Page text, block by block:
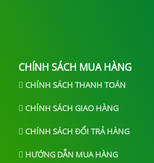
CHÍNH SÁCH MUA HÀNG
CHÍNH SÁCH THANH TOÁN
CHÍNH SÁCH GIAO HÀNG
CHÍNH SÁCH ĐỔI TRẢ HÀNG
HƯỚNG DẪN MUA HÀNG